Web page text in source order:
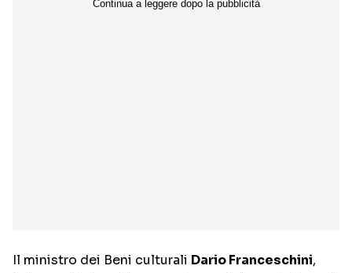
Il ministro dei Beni culturali Dario Franceschini,